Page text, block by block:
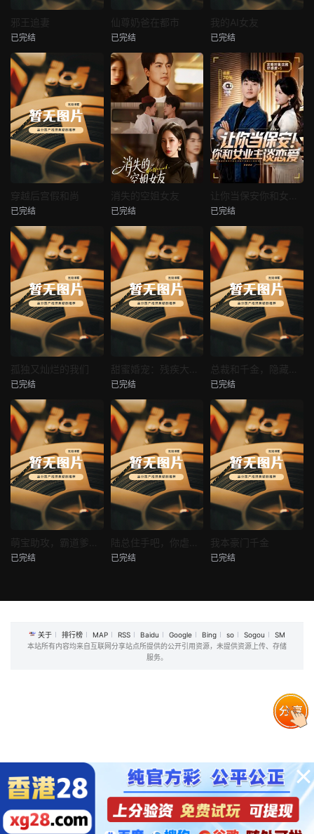
热播
邪王追妻
未知
邪王追妻
已完结
热播
未知
仙尊奶爸在都市
已完结
热播
我的AI女友
未知
我的AI女友
已完结
未知
穿越后宫假和尚
已完结
热播
未知
消失的空姐女友
已完结
未知
已完结
未知
孤独又灿烂的我们
已完结
热播
未知
已完结
热播
未知
已完结
热播
已完结
热播
已完结
热播
我本豪门千金
我本豪门千金
已完结
关于 排行榜 MAP RSS Baidu Google Bing so Sogou
SM
本站所有内容均来自互联网分享站点所提供的公开引用资源，未提供资源上传、存储
服务。